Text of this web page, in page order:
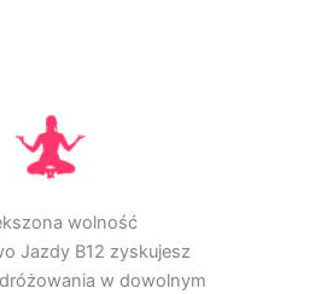
wolność
Jazdy B12 zyskujesz
w dowolnym